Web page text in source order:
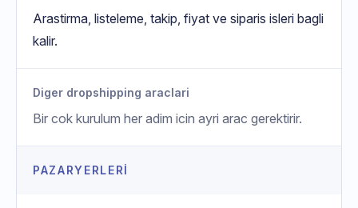
Arastirma, listeleme, takip, fiyat ve siparis isleri bagli
kalir.
Diger dropshipping araclari
Bir cok kurulum her adim icin ayri arac gerektirir.
PAZARYERLERI